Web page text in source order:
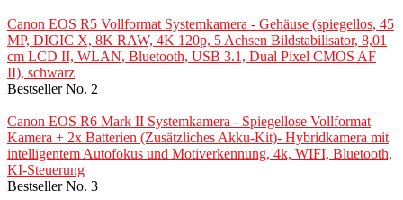
Canon EOS R5 Vollformat Systemkamera - Gehäuse (spiegellos, 45
MP, DIGIC X, 8K RAW, 4K 120p, 5 Achsen Bildstabilisator, 8,01
cm LCD II, WLAN, Bluetooth, USB 3.1, Dual Pixel CMOS AF
II), schwarz
Bestseller No. 2
Canon EOS R6 Mark II Systemkamera - Spiegellose Vollformat
Kamera + 2x Batterien (Zusätzliches Akku-Kit)- Hybridkamera mit
intelligentem Autofokus und Motiverkennung, 4k, WIFI, Bluetooth,
KI-Steuerung
Bestseller No. 3